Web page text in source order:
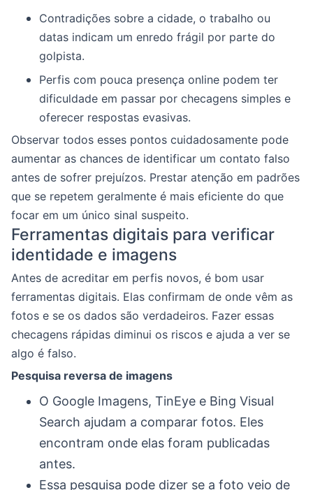
Contradições sobre a cidade, o trabalho ou
datas indicam um enredo frágil por parte do
golpista.
Perfis com pouca presença online podem ter
dificuldade em passar por checagens simples e
oferecer respostas evasivas.
Observar todos esses pontos cuidadosamente pode
aumentar as chances de identificar um contato falso
antes de sofrer prejuízos. Prestar atenção em padrões
que se repetem geralmente é mais eficiente do que
focar em um único sinal suspeito.
Ferramentas digitais para verificar
identidade e imagens
Antes de acreditar em perfis novos, é bom usar
ferramentas digitais. Elas confirmam de onde vêm as
fotos e se os dados são verdadeiros. Fazer essas
checagens rápidas diminui os riscos e ajuda a ver se
algo é falso.
Pesquisa reversa de imagens
O Google Imagens, TinEye e Bing Visual
Search ajudam a comparar fotos. Eles
encontram onde elas foram publicadas
antes.
Essa pesquisa pode dizer se a foto veio de